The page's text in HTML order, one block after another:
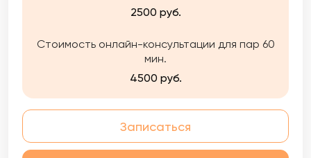
2500 руб.
Стоимость онлайн-консультации для пар 60
мин.
4500 руб.
Записаться